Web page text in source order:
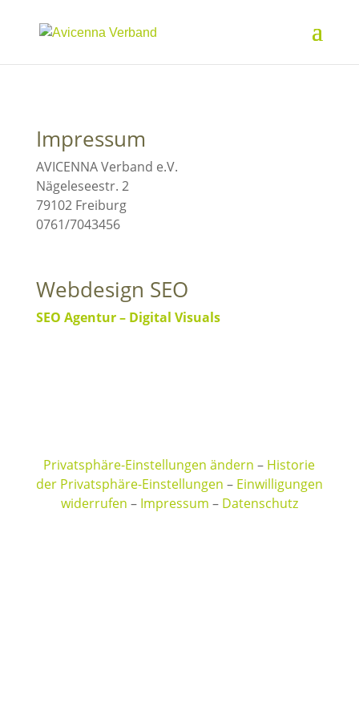
Impressum
AVICENNA Verband e.V.
Nägeleseestr. 2
79102 Freiburg
0761/7043456
Webdesign SEO
SEO Agentur – Digital Visuals
Privatsphäre-Einstellungen ändern – Historie
der Privatsphäre-Einstellungen – Einwilligungen
widerrufen – Impressum – Datenschutz